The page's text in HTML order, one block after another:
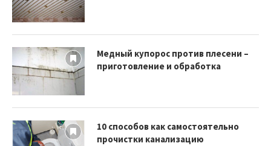
Медный купорос против плесени –
приготовление и обработка
10 способов как самостоятельно
прочистки канализацию